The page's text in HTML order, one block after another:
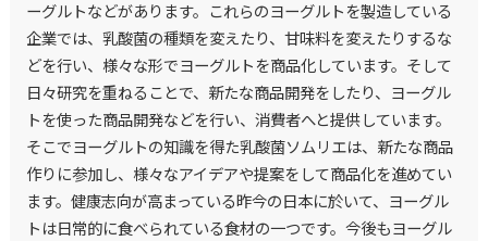
ーグルトなどがあります。これらのヨーグルトを製造している
企業では、乳酸菌の種類を変えたり、甘味料を変えたりするな
どを行い、様々な形でヨーグルトを商品化しています。そして
日々研究を重ねることで、新たな商品開発をしたり、ヨーグル
トを使った商品開発などを行い、消費者へと提供しています。
そこでヨーグルトの知識を得た乳酸菌ソムリエは、新たな商品
作りに参加し、様々なアイデアや提案をして商品化を進めてい
ます。健康志向が高まっている昨今の日本に於いて、ヨーグル
トは日常的に食べられている食材の一つです。今後もヨーグル